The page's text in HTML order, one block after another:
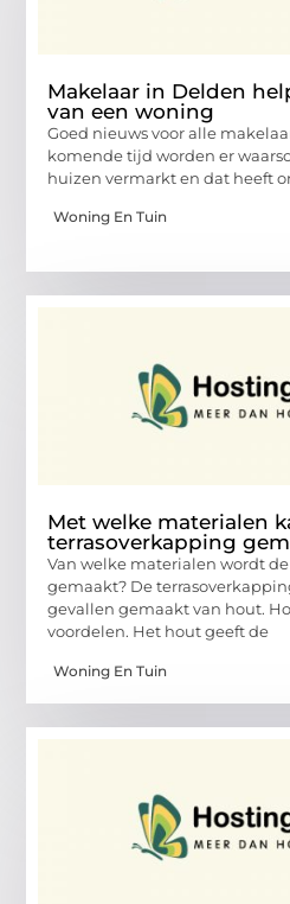
Makelaar in Delden
van een woning
Goed nieuws voor alle
komende tijd worden er
huizen vermarkt en dat heeft
Woning En Tuin
Met welke materialen
terrasoverkapping
Van welke materialen wordt
gemaakt? De
gevallen gemaakt van hout.
voordelen. Het hout geeft de
Woning En Tuin